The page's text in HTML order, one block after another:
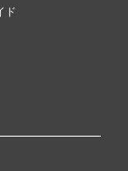
ド